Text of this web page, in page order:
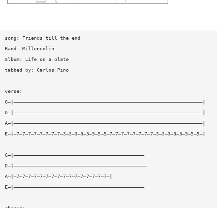
song: Friends till the end
Band: Millencolin
album: Life on a plate
tabbed by: Carlos Pino
verse:
G—|—————————————————————————————————————————————————————————————————|
D—|—————————————————————————————————————————————————————————————————|
A—|—————————————————————————————————————————————————————————————————|
E—|—7—7—7—7—7—7—7—7—3—3—3—3—5—5—5—5—7—7—7—7—7—7—7—7—3—3—3—3—5—5—5—5—|
G—|—————————————————————————————————————————————
D—|——————————————————————————————————————————————
A—|—7—7—7—7—7—7—7—7—7—7—7—7—7—7—7—7—|
E—|—————————————————————————————————————————————